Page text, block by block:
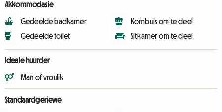
Akkommodasie
Gedeelde badkamer
Gedeelde toilet
Kombuis om te deel
Sitkamer om te deel
Ideale huurder
Man of vroulik
Standaardgeriewe